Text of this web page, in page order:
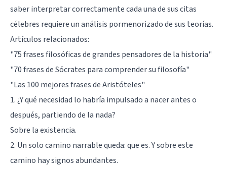
saber interpretar correctamente cada una de sus citas
célebres requiere un análisis pormenorizado de sus teorías.
Artículos relacionados:
"75 frases filosóficas de grandes pensadores de la historia"
"70 frases de Sócrates para comprender su filosofía"
"Las 100 mejores frases de Aristóteles"
1. ¿Y qué necesidad lo habría impulsado a nacer antes o
después, partiendo de la nada?
Sobre la existencia.
2. Un solo camino narrable queda: que es. Y sobre este
camino hay signos abundantes.